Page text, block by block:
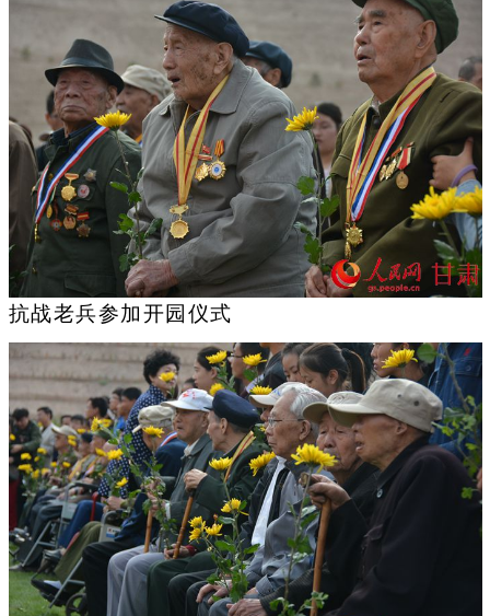
抗战老兵参加开园仪式